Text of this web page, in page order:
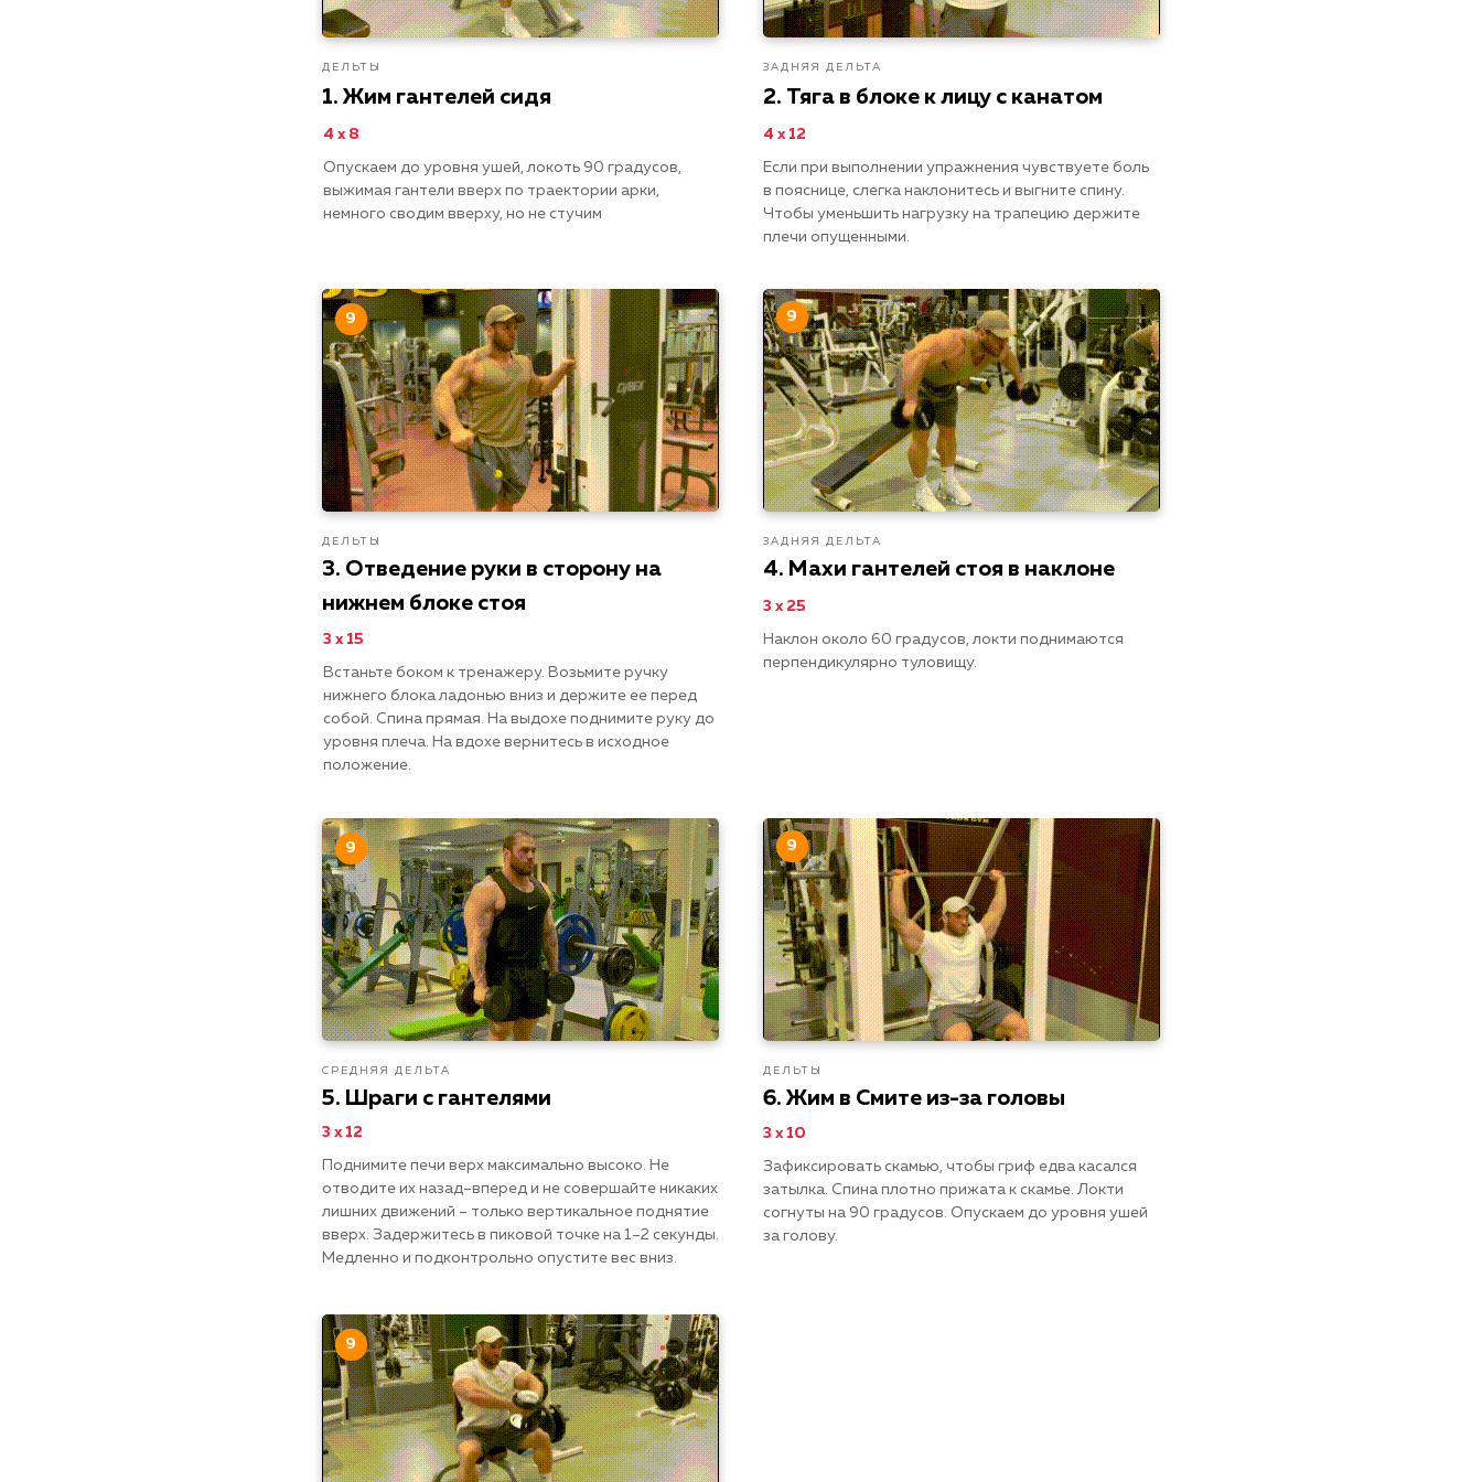
1. Жим гантелей сидя
Опускаем до уровня ушей, локоть 90 градусов,
выжимая гантели вверх по траектории арки,
немного сводим вверху, но не стучим
4 х 8
ДЕЛЬТЫ
2. Тяга в блоке к лицу с канатом
Если при выполнении упражнения чувствуете боль
в пояснице, слегка наклонитесь и выгните спину.
Чтобы уменьшить нагрузку на трапецию держите
плечи опущенными.
4 х 12
ЗАДНЯЯ ДЕЛЬТА
4. Махи гантелей стоя в наклоне
Наклон около 60 градусов, локти поднимаются
перпендикулярно туловищу.
3 х 25
ЗАДНЯЯ ДЕЛЬТА
3. Отведение руки в сторону на
нижнем блоке стоя
Встаньте боком к тренажеру. Возьмите ручку
нижнего блока ладонью вниз и держите ее перед
собой. Спина прямая. На выдохе поднимите руку до
уровня плеча. На вдохе вернитесь в исходное
положение.
3 х 15
ДЕЛЬТЫ
9 9
6. Жим в Смите из-за головы
Зафиксировать скамью, чтобы гриф едва касался
затылка. Спина плотно прижата к скамье. Локти
согнуты на 90 градусов. Опускаем до уровня ушей
за голову.
3 х 10
ДЕЛЬТЫ
5. Шраги с гантелями
Поднимите печи верх максимально высоко. Не
отводите их назад–вперед и не совершайте никаких
лишних движений – только вертикальное поднятие
вверх. Задержитесь в пиковой точке на 1–2 секунды.
Медленно и подконтрольно опустите вес вниз.
3 х 12
СРЕДНЯЯ ДЕЛЬТА
9 9
9